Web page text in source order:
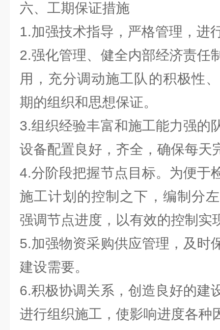
六、工期保证措施
1.加强技术指导，严格管理，进
2.强化管理、健全内部经济责任
用，充分调动施工队的积极性
期的组织和思想保证。
3.组织经验丰富和施工能力强的
设备配置良好，齐全，确保每天
4.分阶段把握节点目标。为便于
施工计划的控制之下，编制分
强调节点进度，以有效的控制实
5.加强物资采购供应管理，及时
建设需要。
6.积极协调关系，创造良好的建
进行组织施工，使影响进度各种